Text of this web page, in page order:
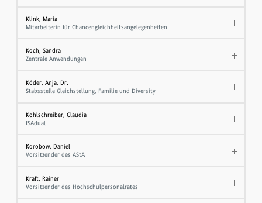
Klink, Maria
Mitarbeiterin für Chancengleichheitsangelegenheiten
Koch, Sandra
Zentrale Anwendungen
Köder, Anja, Dr.
Stabsstelle Gleichstellung, Familie und Diversity
Kohlschreiber, Claudia
ISAdual
Korobow, Daniel
Vorsitzender des AStA
Kraft, Rainer
Vorsitzender des Hochschulpersonalrates